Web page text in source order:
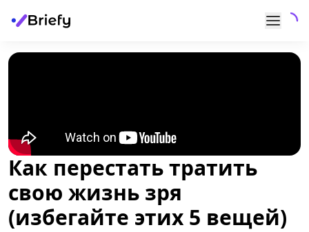
Как перестать тратить
свою жизнь зря
(избегайте этих 5 вещей)